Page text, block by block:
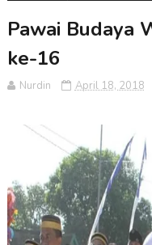
Pawai Budaya
ke-16
Nurdin April 18, 2018